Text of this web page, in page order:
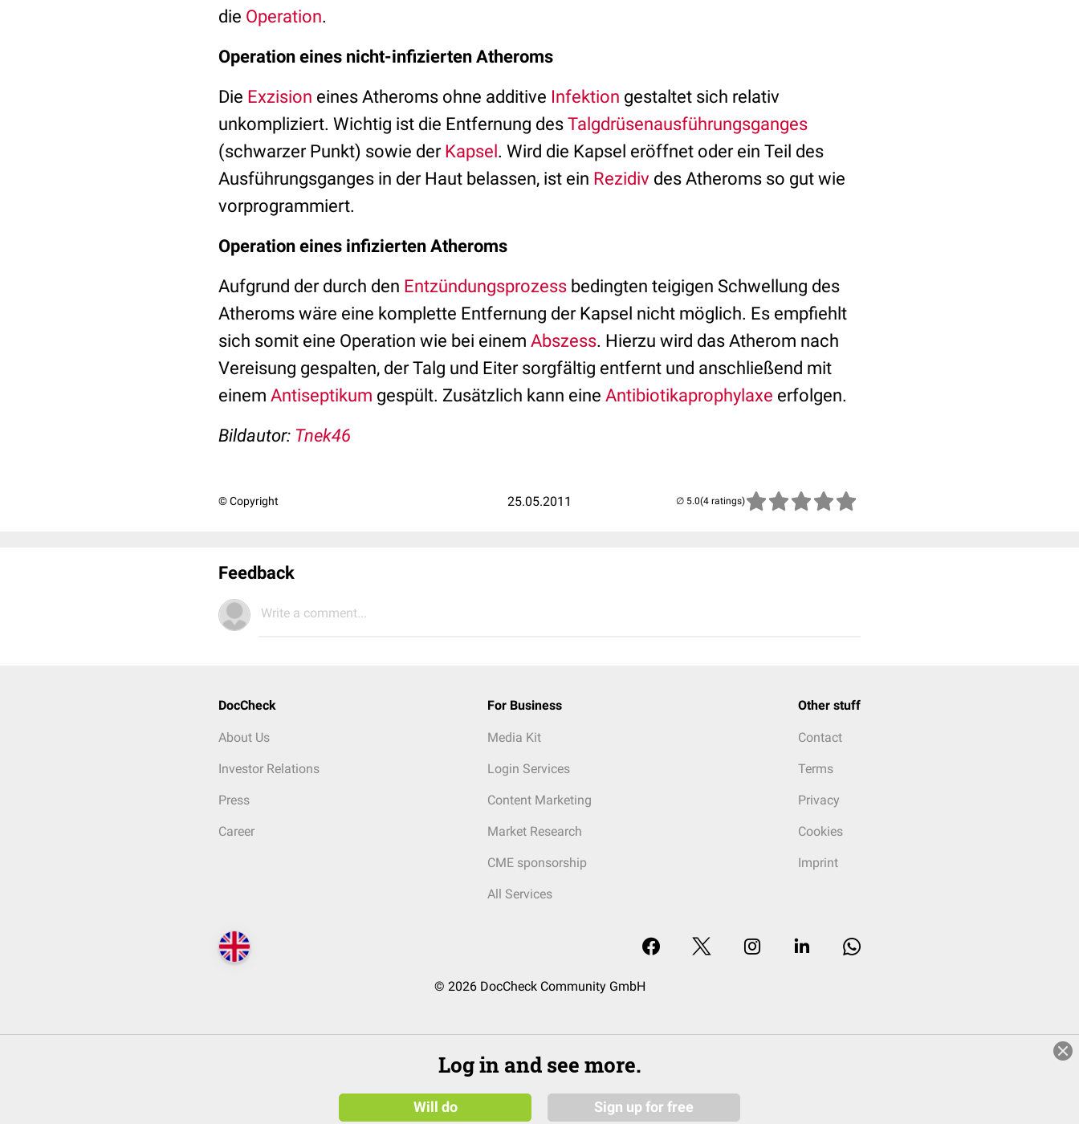
die Operation.
Operation eines nicht-infizierten Atheroms
Die Exzision eines Atheroms ohne additive Infektion gestaltet sich relativ
unkompliziert. Wichtig ist die Entfernung des Talgdrüsenausführungsganges
(schwarzer Punkt) sowie der Kapsel. Wird die Kapsel eröffnet oder ein Teil des
Ausführungsganges in der Haut belassen, ist ein Rezidiv des Atheroms so gut wie
vorprogrammiert.
Operation eines infizierten Atheroms
Aufgrund der durch den Entzündungsprozess bedingten teigigen Schwellung des
Atheroms wäre eine komplette Entfernung der Kapsel nicht möglich. Es empfiehlt
sich somit eine Operation wie bei einem Abszess. Hierzu wird das Atherom nach
Vereisung gespalten, der Talg und Eiter sorgfältig entfernt und anschließend mit
einem Antiseptikum gespült. Zusätzlich kann eine Antibiotikaprophylaxe erfolgen.
Bildautor: Tnek46
© Copyright 25.05.2011 (4 ratings)
Feedback
Write a comment...
DocCheck
About Us
Investor Relations
Press
Career
For Business
Media Kit
Login Services
Content Marketing
Market Research
CME sponsorship
All Services
Other stuff
Contact
Terms
Privacy
Cookies
Imprint
© 2026 DocCheck Community GmbH
Log in and see more.
Will do Sign up for free